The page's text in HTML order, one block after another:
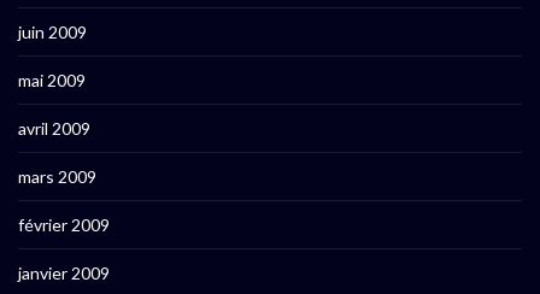
juin 2009
mai 2009
avril 2009
mars 2009
février 2009
janvier 2009